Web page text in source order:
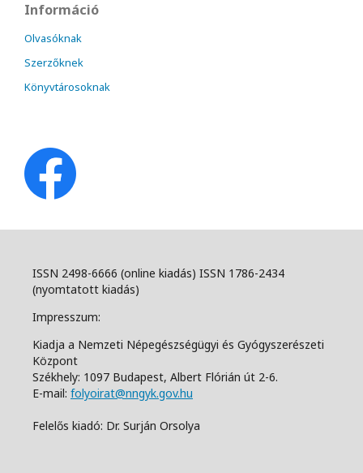
Információ
Olvasóknak
Szerzőknek
Könyvtárosoknak
ISSN 2498-6666 (online kiadás) ISSN 1786-2434
(nyomtatott kiadás)
Impresszum:
Kiadja a Nemzeti Népegészségügyi és Gyógyszerészeti
Központ
Székhely: 1097 Budapest, Albert Flórián út 2-6.
E-mail: folyoirat@nngyk.gov.hu
Felelős kiadó: Dr. Surján Orsolya